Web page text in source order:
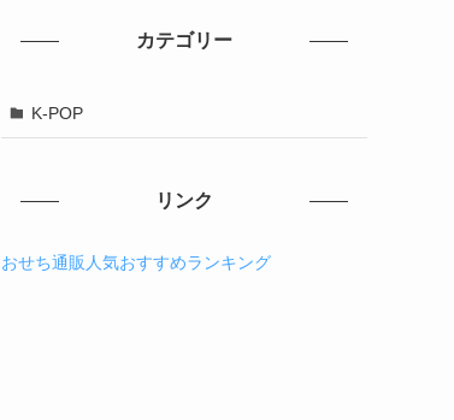
カテゴリー
K-POP
リンク
おせち通販人気おすすめランキング